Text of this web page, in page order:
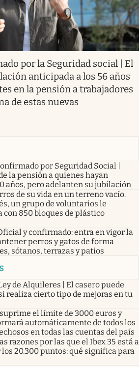
por la Seguridad social | El
anticipada a los 56 años
en la pensión a trabajadores
de estas nuevas
por Seguridad Social |
la pensión a quienes hayan
años, pero adelanten su jubilación
de su vida en un terreno vacío.
un grupo de voluntarios le
con 850 bloques de plástico
y confirmado: entra en vigor la
perros y gatos de forma
sótanos, terrazas y patios
de Alquileres | El casero puede
realiza cierto tipo de mejoras en tu
el límite de 3000 euros y
automáticamente de todos los
en todas las cuentas del país
razones por las que el Ibex 35 está a
20.300 puntos: qué significa para